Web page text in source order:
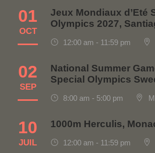
01
OCT
Jeux Mondiaux d’Eté
Olympics 2027,
12:00 am - 11:59 pm
02
SEP
National Summer
Special Olympics
8:00 am - 5:00 pm
10
JUIL
1000m Herculis,
12:00 am - 11:59 pm